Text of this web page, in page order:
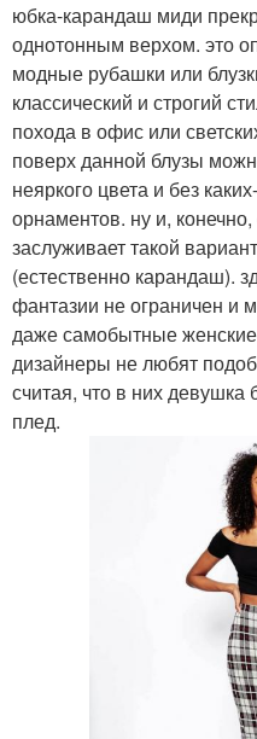
юбка-карандаш миди
однотонным верхом. это
модные рубашки или
классический и строгий
похода в офис или
поверх данной блузы
неяркого цвета и без
орнаментов. ну и,
заслуживает такой
(естественно карандаш).
фантазии не ограничен и
даже самобытные
дизайнеры не любят
считая, что в них девушка
плед.